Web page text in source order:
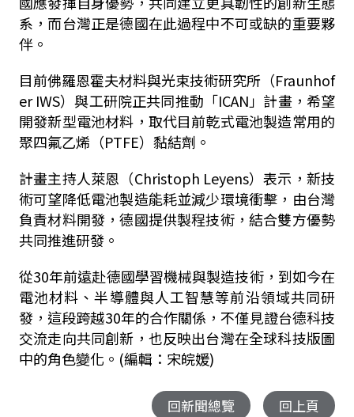
系，而台灣正是德國在此過程中不可或缺的重要夥
伴。
目前佛羅恩霍夫材料與光束技術研究所（Fraunhof
er IWS）與工研院正共同推動「ICAN」計畫，希望
開發新型電池材料，取代目前乾式電池製造常用的
聚四氟乙烯（PTFE）黏結劑。
計畫主持人萊恩（Christoph Leyens）表示，新技
術可望降低電池製造能耗並減少環境衝擊，由台灣
負責材料開發，德國提供製程技術，結合雙方優勢
共同推進研發。
從30年前遠赴德國學習機械與製造技術，到如今在
電池材料、半導體與人工智慧等前沿領域共同研
發，這段跨越30年的合作關係，不僅見證台德科技
交流走向共同創新，也反映出台灣在全球科技版圖
中的角色變化。(編輯：宋皖媛)
回新聞總覽 回上頁